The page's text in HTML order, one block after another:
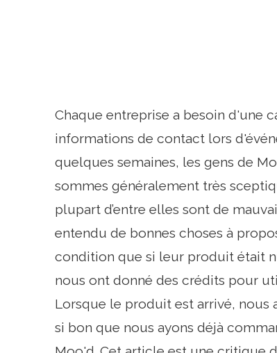
Chaque entreprise a besoin d'une
informations de contact lors
quelques semaines, les gens de
sommes généralement très
plupart d’entre elles sont de
entendu de bonnes choses à
condition que si leur produit était
nous ont donné des crédits pour
Lorsque le produit est arrivé, nous
si bon que nous ayons déjà